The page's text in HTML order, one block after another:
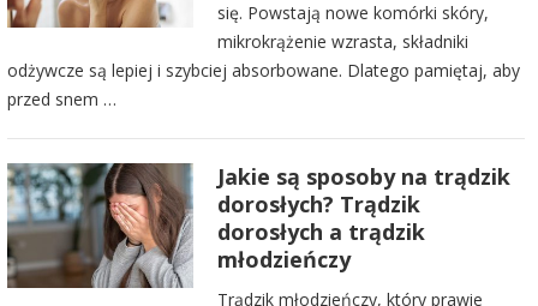
się. Powstają nowe komórki skóry,
mikrokrążenie wzrasta, składniki
odżywcze są lepiej i szybciej absorbowane. Dlatego pamiętaj, aby
przed snem …
Jakie są sposoby na trądzik
dorosłych? Trądzik
dorosłych a trądzik
młodzieńczy
Trądzik młodzieńczy, który prawie